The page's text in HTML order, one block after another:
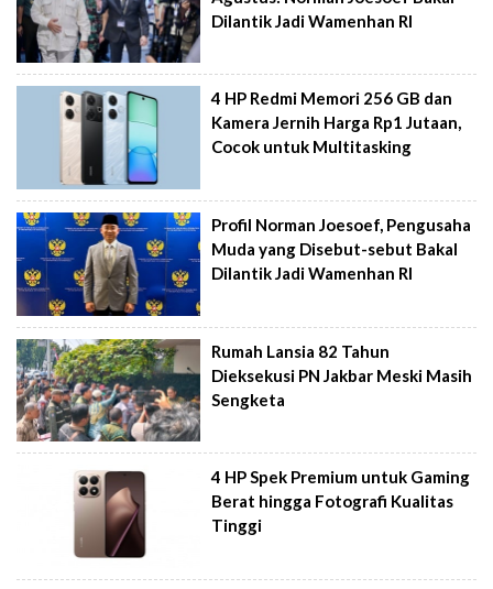
Dilantik Jadi Wamenhan RI
4 HP Redmi Memori 256 GB dan
Kamera Jernih Harga Rp1 Jutaan,
Cocok untuk Multitasking
Profil Norman Joesoef, Pengusaha
Muda yang Disebut-sebut Bakal
Dilantik Jadi Wamenhan RI
Rumah Lansia 82 Tahun
Dieksekusi PN Jakbar Meski Masih
Sengketa
4 HP Spek Premium untuk Gaming
Berat hingga Fotografi Kualitas
Tinggi